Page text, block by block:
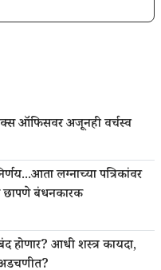
ऑफिसवर अजूनही वर्चस्व
लग्नाच्या पत्रिकांवर
छापणे बंधनकारक
होणार? आधी शस्त्र कायदा,